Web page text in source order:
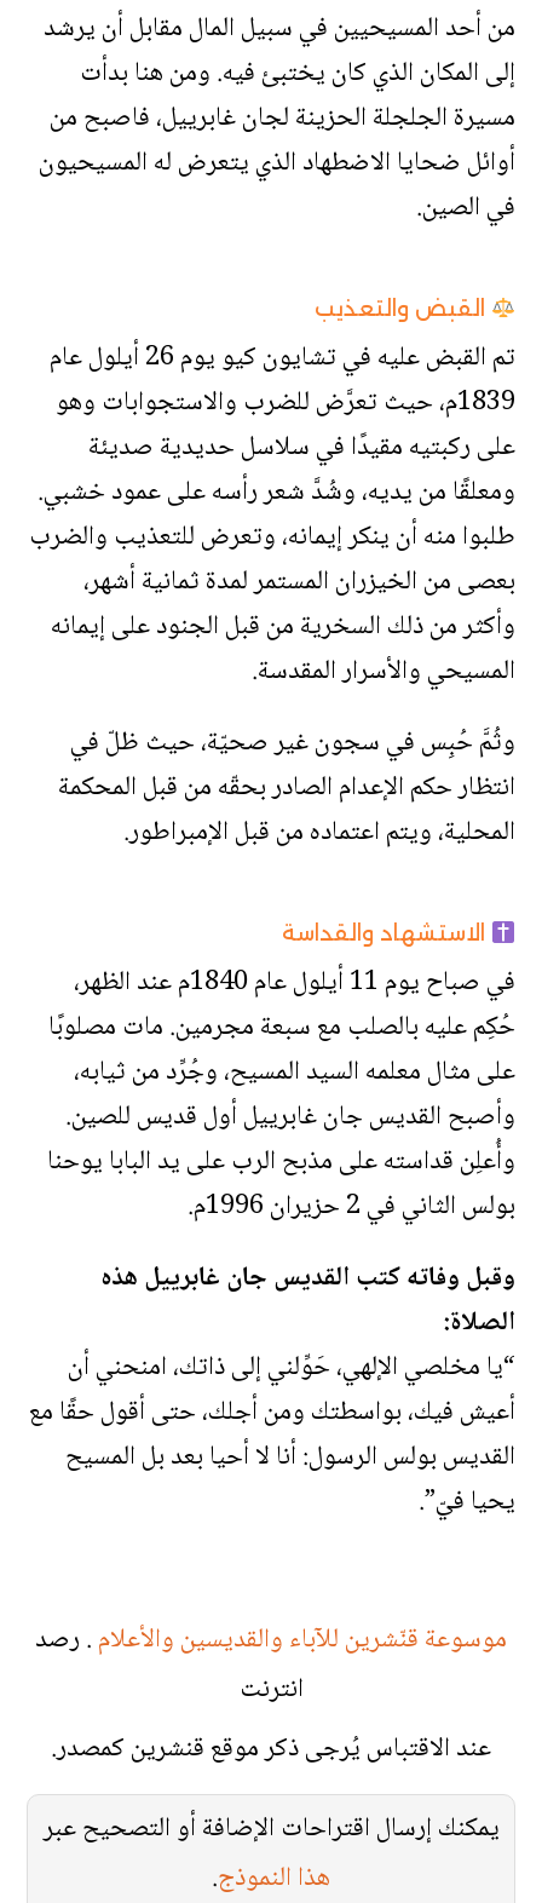
من أحد المسيحيين في سبيل المال مقابل أن يرشد
إلى المكان الذي كان يختبئ فيه. ومن هنا بدأت
مسيرة الجلجلة الحزينة لجان غابرييل، فاصبح من
أوائل ضحايا الاضطهاد الذي يتعرض له المسيحيون
في الصين.
القبض والتعذيب
تم القبض عليه في تشايون كيو يوم 26 أيلول عام
1839م، حيث تعرَّض للضرب والاستجوابات وهو
على ركبتيه مقيدًا في سلاسل حديدية صديئة
ومعلقًا من يديه، وشُدَّ شعر رأسه على عمود خشبي.
طلبوا منه أن ينكر إيمانه، وتعرض للتعذيب والضرب
بعصى من الخيزران المستمر لمدة ثمانية أشهر،
وأكثر من ذلك السخرية من قبل الجنود على إيمانه
المسيحي والأسرار المقدسة.
وثُمَّ حُبِس في سجون غير صحيّة، حيث ظلّ في
انتظار حكم الإعدام الصادر بحقّه من قبل المحكمة
المحلية، ويتم اعتماده من قبل الإمبراطور.
الاستشهاد والقداسة
في صباح يوم 11 أيلول عام 1840م عند الظهر،
حُكِم عليه بالصلب مع سبعة مجرمين. مات مصلوبًا
على مثال معلمه السيد المسيح، وجُرِّد من ثيابه،
وأصبح القديس جان غابرييل أول قديس للصين.
وأُعلِن قداسته على مذبح الرب على يد البابا يوحنا
بولس الثاني في 2 حزيران 1996م.
وقبل وفاته كتب القديس جان غابرييل هذه
الصلاة:
“يا مخلصي الإلهي، حَوِّلني إلى ذاتك، امنحني أن
أعيش فيك، بواسطتك ومن أجلك، حتى أقول حقًا مع
القديس بولس الرسول: أنا لا أحيا بعد بل المسيح
يحيا فيّ”.
موسوعة قنّشرين للآباء والقديسين والأعلام. رصد
انترنت
عند الاقتباس يُرجى ذكر موقع قنشرين كمصدر.
يمكنك إرسال اقتراحات الإضافة أو التصحيح عبر
هذا النموذج.